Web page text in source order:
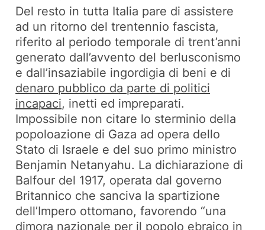
Del resto in tutta Italia pare di assistere
ad un ritorno del trentennio fascista,
riferito al periodo temporale di trent’anni
generato dall’avvento del berlusconismo
e dall’insaziabile ingordigia di beni e di
denaro pubblico da parte di politici
incapaci, inetti ed impreparati.
Impossibile non citare lo sterminio della
popoloazione di Gaza ad opera dello
Stato di Israele e del suo primo ministro
Benjamin Netanyahu. La dichiarazione di
Balfour del 1917, operata dal governo
Britannico che sanciva la spartizione
dell’Impero ottomano, favorendo “una
dimora nazionale per il popolo ebraico in